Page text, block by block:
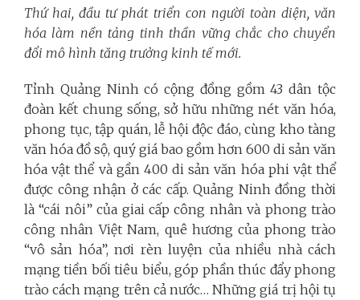
Thứ hai, đầu tư phát triển con người toàn diện, văn
hóa làm nền tảng tinh thần vững chắc cho chuyển
đổi mô hình tăng trưởng kinh tế mới.
Tỉnh Quảng Ninh có cộng đồng gồm 43 dân tộc
đoàn kết chung sống, sở hữu những nét văn hóa,
phong tục, tập quán, lễ hội độc đáo, cùng kho tàng
văn hóa đồ sộ, quý giá bao gồm hơn 600 di sản văn
hóa vật thể và gần 400 di sản văn hóa phi vật thể
được công nhận ở các cấp. Quảng Ninh đồng thời
là “cái nôi” của giai cấp công nhân và phong trào
công nhân Việt Nam, quê hương của phong trào
“vô sản hóa”, nơi rèn luyện của nhiều nhà cách
mạng tiền bối tiêu biểu, góp phần thúc đẩy phong
trào cách mạng trên cả nước… Những giá trị hội tụ